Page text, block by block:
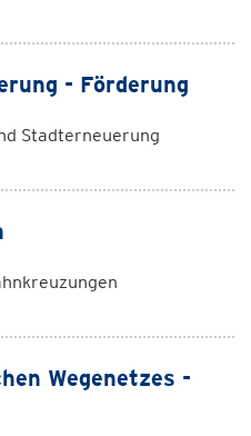
- Förderung
Stadterneuerung
Wegenetzes -